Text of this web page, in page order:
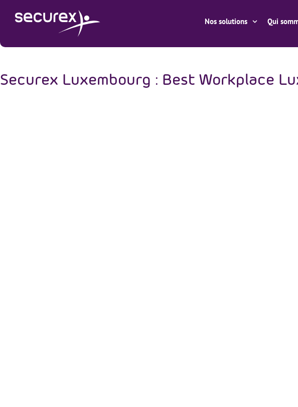
Nos solutions Qui
Securex Luxembourg : Best Workplace